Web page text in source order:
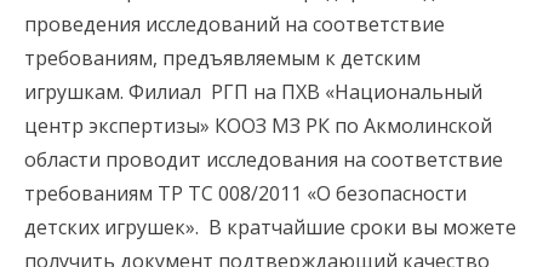
проведения исследований на соответствие
требованиям, предъявляемым к детским
игрушкам. Филиал РГП на ПХВ «Национальный
центр экспертизы» КООЗ МЗ РК по Акмолинской
области проводит исследования на соответствие
требованиям ТР ТС 008/2011 «О безопасности
детских игрушек». В кратчайшие сроки вы можете
получить документ подтверждающий качество